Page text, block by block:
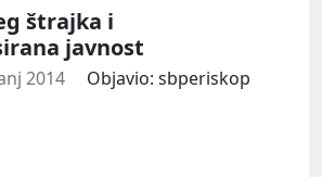
štrajka i
javnost
2014 Objavio: sbperiskop